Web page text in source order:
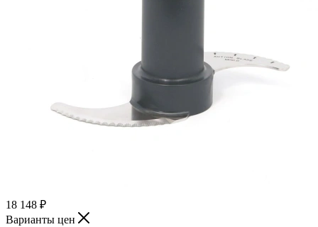
18 148 ₽
Варианты цен